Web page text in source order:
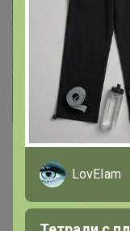
LovEIam